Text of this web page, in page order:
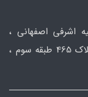
اشرفی اصفهانی ،
ابتدای جلال آل احمد ، نبش جلال و اشرفی پلاک 465 طبقه سوم ،